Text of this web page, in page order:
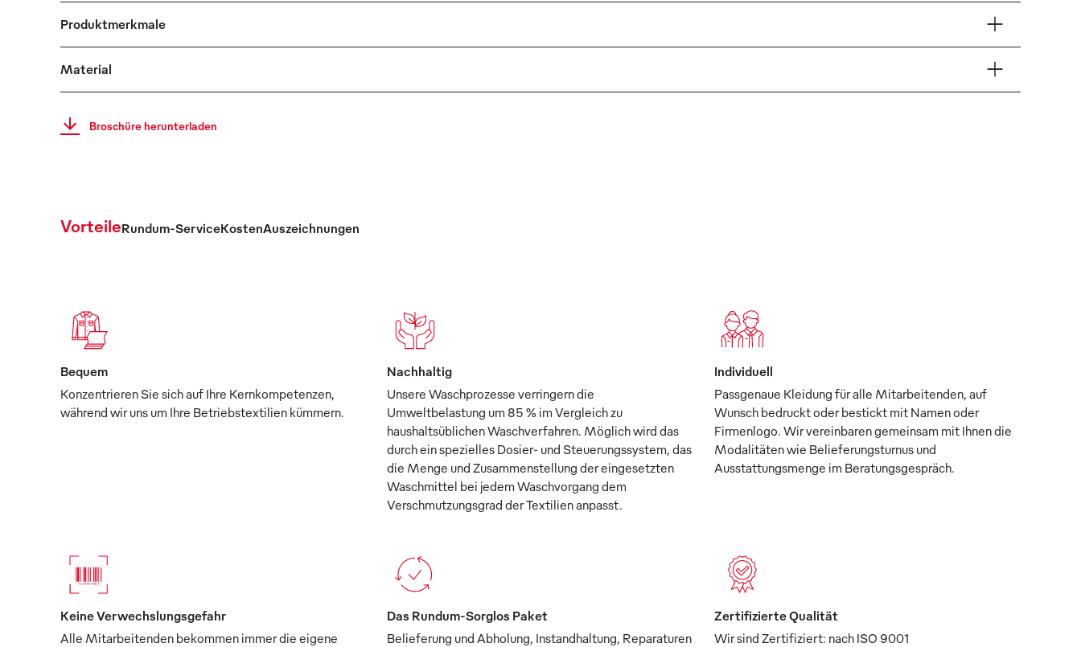
Produktmerkmale
Material
Broschüre herunterladen
VorteileRundum-ServiceKostenAuszeichnungen
Bequem
Konzentrieren Sie sich auf Ihre Kernkompetenzen,
während wir uns um Ihre Betriebstextilien kümmern.
Nachhaltig
Unsere Waschprozesse verringern die
Umweltbelastung um 85 % im Vergleich zu
haushaltsüblichen Waschverfahren. Möglich wird das
durch ein spezielles Dosier- und Steuerungssystem, das
die Menge und Zusammenstellung der eingesetzten
Waschmittel bei jedem Waschvorgang dem
Verschmutzungsgrad der Textilien anpasst.
Individuell
Passgenaue Kleidung für alle Mitarbeitenden, auf
Wunsch bedruckt oder bestickt mit Namen oder
Firmenlogo. Wir vereinbaren gemeinsam mit Ihnen die
Modalitäten wie Belieferungsturnus und
Ausstattungsmenge im Beratungsgespräch.
Keine Verwechslungsgefahr
Alle Mitarbeitenden bekommen immer die eigene
Das Rundum-Sorglos Paket
Belieferung und Abholung, Instandhaltung, Reparaturen
Zertifizierte Qualität
Wir sind Zertifiziert: nach ISO 9001